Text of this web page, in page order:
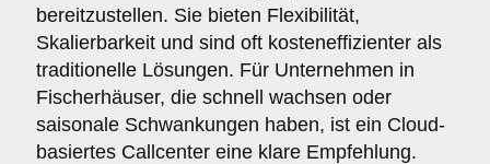
bereitzustellen. Sie bieten Flexibilität,
Skalierbarkeit und sind oft kosteneffizienter als
traditionelle Lösungen. Für Unternehmen in
Fischerhäuser, die schnell wachsen oder
saisonale Schwankungen haben, ist ein Cloud-
basiertes Callcenter eine klare Empfehlung.